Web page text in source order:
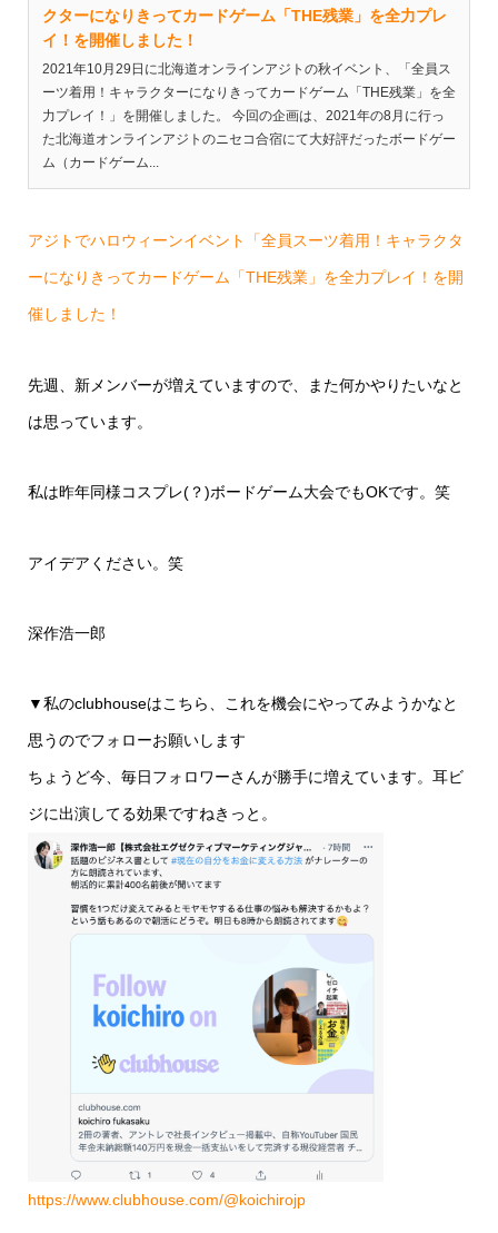
クターになりきってカードゲーム「THE残業」を全力プレ
イ！を開催しました！
2021年10月29日に北海道オンラインアジトの秋イベント、「全員ス
ーツ着用！キャラクターになりきってカードゲーム「THE残業」を全
力プレイ！」を開催しました。 今回の企画は、2021年の8月に行っ
た北海道オンラインアジトのニセコ合宿にて大好評だったボードゲー
ム（カードゲーム...
アジトでハロウィーンイベント「全員スーツ着用！キャラクタ
ーになりきってカードゲーム「THE残業」を全力プレイ！を開
催しました！
先週、新メンバーが増えていますので、また何かやりたいなと
は思っています。
私は昨年同様コスプレ(？)ボードゲーム大会でもOKです。笑
アイデアください。笑
深作浩一郎
▼私のclubhouseはこちら、これを機会にやってみようかなと
思うのでフォローお願いします
ちょうど今、毎日フォロワーさんが勝手に増えています。耳ビ
ジに出演してる効果ですねきっと。
https://www.clubhouse.com/@koichirojp